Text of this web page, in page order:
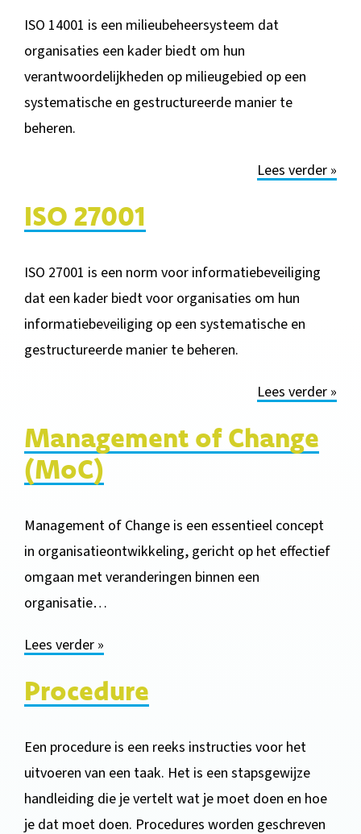
ISO 14001 is een milieubeheersysteem dat
organisaties een kader biedt om hun
verantwoordelijkheden op milieugebied op een
systematische en gestructureerde manier te
beheren.
Lees verder »
ISO 27001
ISO 27001 is een norm voor informatiebeveiliging
dat een kader biedt voor organisaties om hun
informatiebeveiliging op een systematische en
gestructureerde manier te beheren.
Lees verder »
Management of Change
(MoC)
Management of Change is een essentieel concept
in organisatieontwikkeling, gericht op het effectief
omgaan met veranderingen binnen een
organisatie…
Lees verder »
Procedure
Een procedure is een reeks instructies voor het
uitvoeren van een taak. Het is een stapsgewijze
handleiding die je vertelt wat je moet doen en hoe
je dat moet doen. Procedures worden geschreven